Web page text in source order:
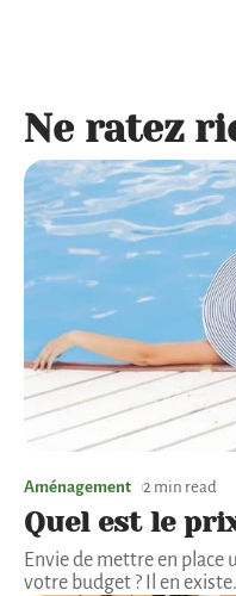
Ne ratez
Aménagement 2 min read
Quel est le
Envie de mettre en place
votre budget ? Il en existe